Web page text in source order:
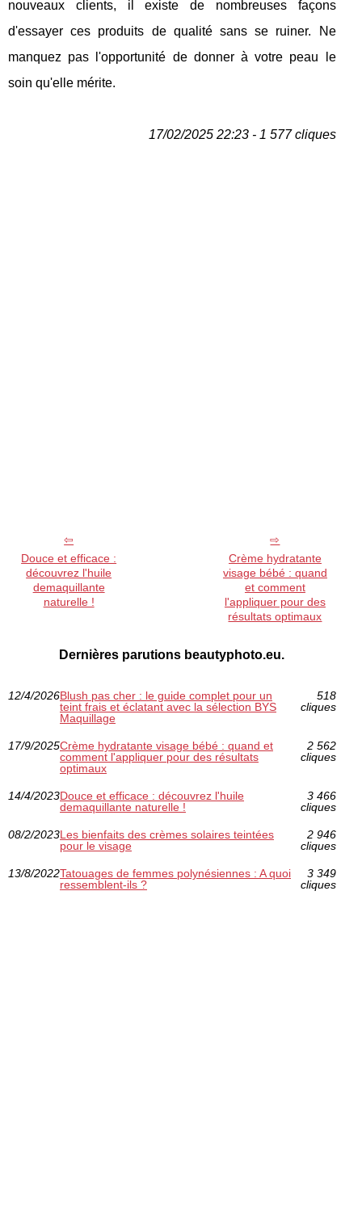
nouveaux clients, il existe de nombreuses façons
d'essayer ces produits de qualité sans se ruiner. Ne
manquez pas l'opportunité de donner à votre peau le
soin qu'elle mérite.
17/02/2025 22:23 - 1 577 cliques
Douce et efficace :
découvrez l'huile
demaquillante
naturelle !
Crème hydratante
visage bébé : quand
et comment
l'appliquer pour des
résultats optimaux
Dernières parutions beautyphoto.eu.
12/4/2026Blush pas cher : le guide complet pour un
teint frais et éclatant avec la sélection BYS
Maquillage
518
cliques
17/9/2025Crème hydratante visage bébé : quand et
comment l'appliquer pour des résultats
optimaux
2 562
cliques
14/4/2023Douce et efficace : découvrez l'huile
demaquillante naturelle !
3 466
cliques
08/2/2023Les bienfaits des crèmes solaires teintées
pour le visage
2 946
cliques
13/8/2022Tatouages de femmes polynésiennes : A quoi
ressemblent-ils ?
3 349
cliques